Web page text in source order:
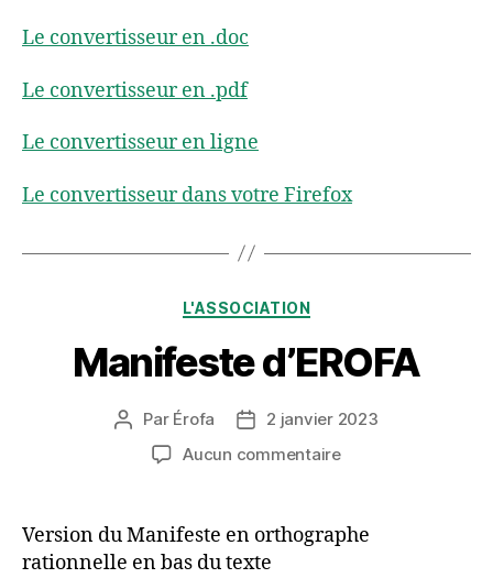
Le convertisseur en .doc
Le convertisseur en .pdf
Le convertisseur en ligne
Le convertisseur dans votre Firefox
Catégories
L'ASSOCIATION
Manifeste d’EROFA
Auteur
l’article
Par Érofa
Date2 janvier 2023
Aucun commentairesur
Version du Manifeste en orthographe
rationnelle en bas du texte